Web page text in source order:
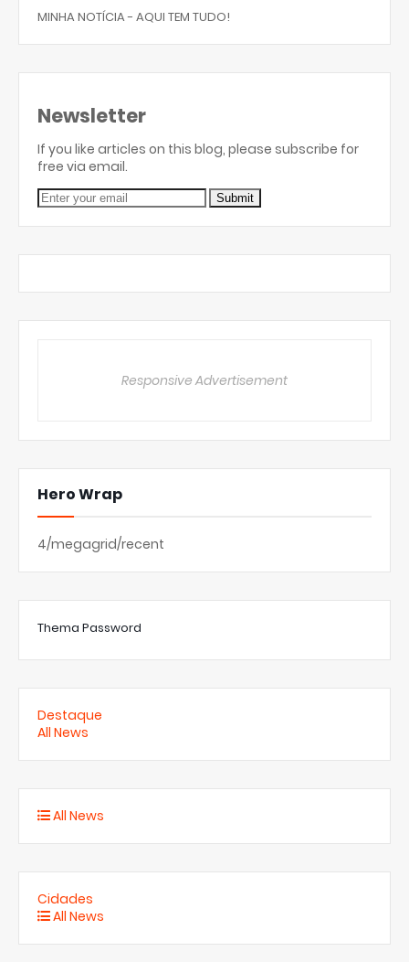
MINHA NOTÍCIA - AQUI TEM TUDO!
Newsletter
If you like articles on this blog, please subscribe for
free via email.
Responsive Advertisement
Hero Wrap
4/megagrid/recent
Thema Password
Destaque
All News
All News
Cidades
All News